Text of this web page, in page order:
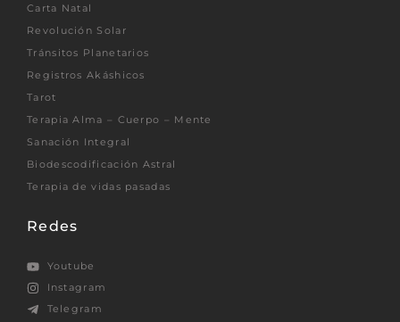
Carta Natal
Revolución Solar
Tránsitos Planetarios
Registros Akáshicos
Tarot
Terapia Alma – Cuerpo – Mente
Sanación Integral
Biodescodificación Astral
Terapia de vidas pasadas
Redes
Youtube
Instagram
Telegram